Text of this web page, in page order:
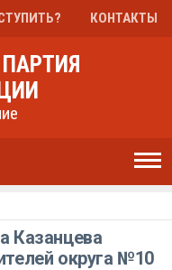
КОНТАКТЫ
Казанцева
округа №10